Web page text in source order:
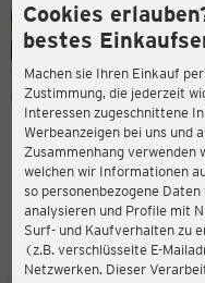
Cookies
bestes
Machen sie Ihren Einkauf
Zustimmung, die jederzeit
Interessen zugeschnittene
Werbeanzeigen bei uns und
Zusammenhang verwenden
welchen wir Informationen
so personenbezogene
analysieren und Profile mit
Surf- und Kaufverhalten zu
(z.B. verschlüsselte E-
Netzwerken. Dieser